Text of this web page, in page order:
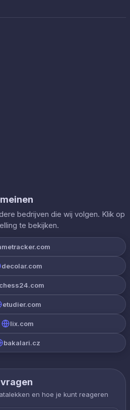
bedrijven die wij volgen. Klik op
te bekijken.
decolar.com
chess24.com
etudier.com
lix.com
bakalari.cz
en hoe je kunt reageren